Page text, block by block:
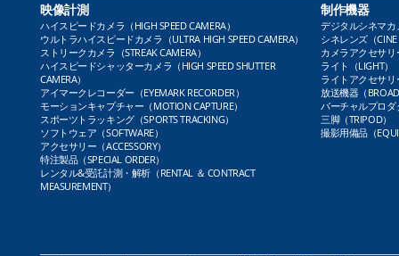
映像計測
ハイスピードカメラ（HIGH SPEED CAMERA）
ウルトラハイスピードカメラ（ULTRA HIGH SPEED CAMERA）
ストリークカメラ（STREAK CAMERA）
ハイスピードシャッターカメラ（HIGH SPEED SHUTTER
CAMERA）
アイマークレコーダー（EYEMARK RECORDER）
モーションキャプチャー（MOTION CAPTURE）
スポーツトラッキング（SPORTS TRACKING）
ソフトウェア（SOFTWARE）
アクセサリー（ACCESSORY）
特注製品（SPECIAL ORDER）
レンタル&受託計測・解析（RENTAL ＆ CONTRACT
MEASUREMENT）
制作機器
デジタルシネマカ
シネレンズ（CINE
カメラアクセサリ
ライト（LIGHT）
ライトアクセサリ
放送機器（
バーチャルプロダ
三脚（TRIPOD）
撮影用備品（